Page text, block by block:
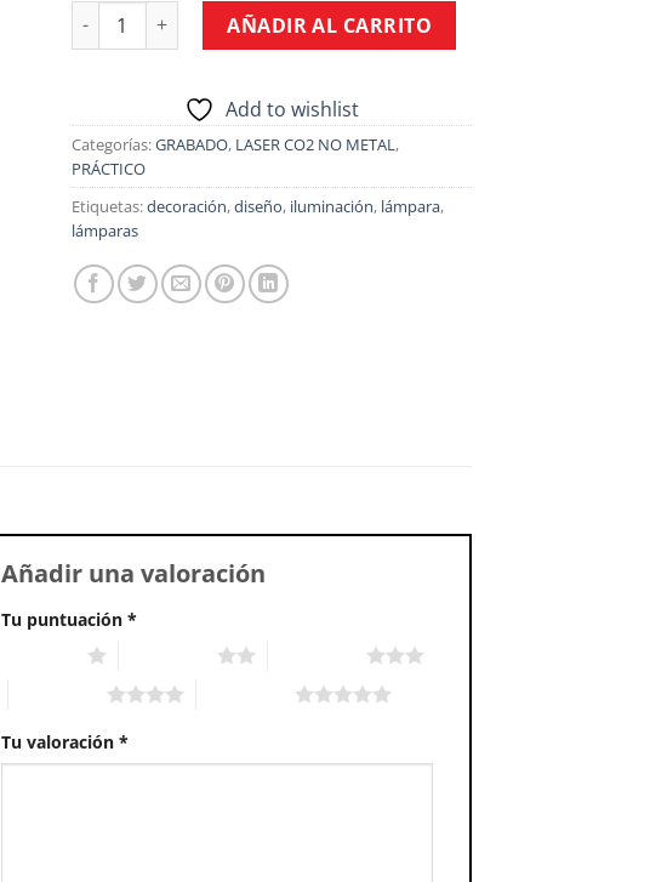
TARJETA PARA DEDICATORIA MUSICAL cantidad
AÑADIR AL CARRITO
Add to wishlist
Categorías:GRABADO, LASER CO2 NO METAL,
PRÁCTICO
Etiquetas:decoración,diseño, iluminación, lámpara,
lámparas
Añadir una valoración
Tu puntuación *
Tu valoración *